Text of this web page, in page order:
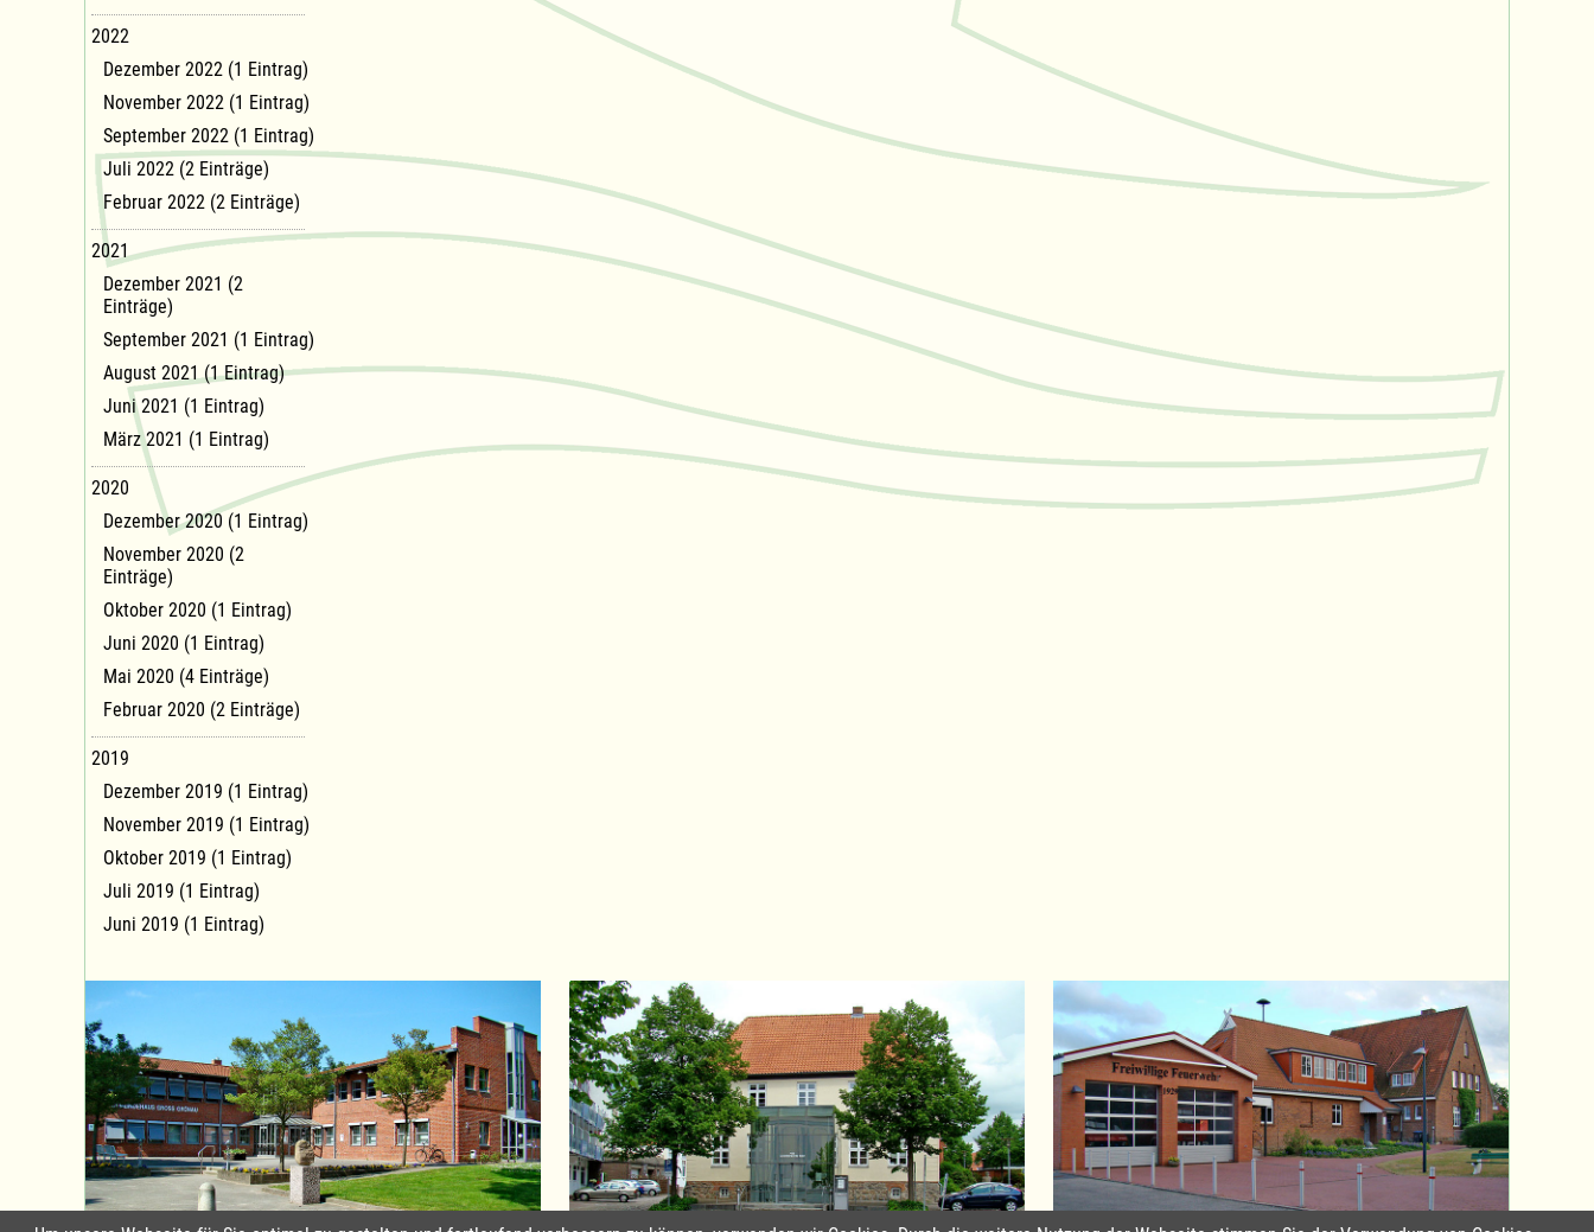
2022
Dezember 2022 (1 Eintrag)
November 2022 (1 Eintrag)
September 2022 (1 Eintrag)
Juli 2022 (2 Einträge)
Februar 2022 (2 Einträge)
2021
Dezember 2021 (2
Einträge)
September 2021 (1 Eintrag)
August 2021 (1 Eintrag)
Juni 2021 (1 Eintrag)
März 2021 (1 Eintrag)
2020
Dezember 2020 (1 Eintrag)
November 2020 (2
Einträge)
Oktober 2020 (1 Eintrag)
Juni 2020 (1 Eintrag)
Mai 2020 (4 Einträge)
Februar 2020 (2 Einträge)
2019
Dezember 2019 (1 Eintrag)
November 2019 (1 Eintrag)
Oktober 2019 (1 Eintrag)
Juli 2019 (1 Eintrag)
Juni 2019 (1 Eintrag)